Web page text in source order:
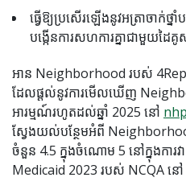
ធ្វើឱ្យប្រសើរឡើងនូវអត្រាចាក់ថ្
បង្កើនការសហការគ្នាជាមួយដ
អាន Neighborhood របស់
ដែលផ្តល់នូវការមើលឃើញ
អារម្មណ៍រហូតដល់ឆ្នាំ 2025 នៅ
ស្វែងយល់បន្ថែមអំពី Neighborhood
ចំនួន 4.5 ក្នុងចំណោម 5 នៅក្នុងការវ
Medicaid 2023 របស់ NCQA នៅ